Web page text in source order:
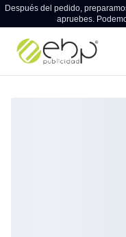
Después del pedido,
apruebes.